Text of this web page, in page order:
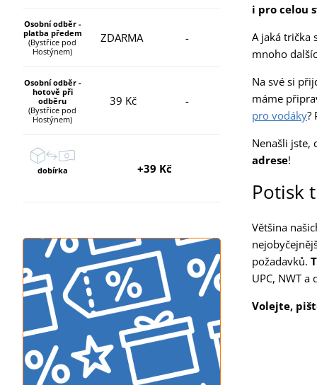
Osobní odběr -
platba předem
(Bystřice pod
Hostýnem)
ZDARMA -
Osobní odběr -
hotově při
odběru
(Bystřice pod
Hostýnem)
39 Kč -
dobírka +39 Kč
i pro celou
A jaká trička
mnoho
Na své si
máme
pro vodáky?
Nenašli jste,
adrese!
Potisk
Většina
požadavků.
UPC, NWT a
Volejte,